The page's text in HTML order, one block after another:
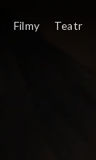
Filmy Teatr